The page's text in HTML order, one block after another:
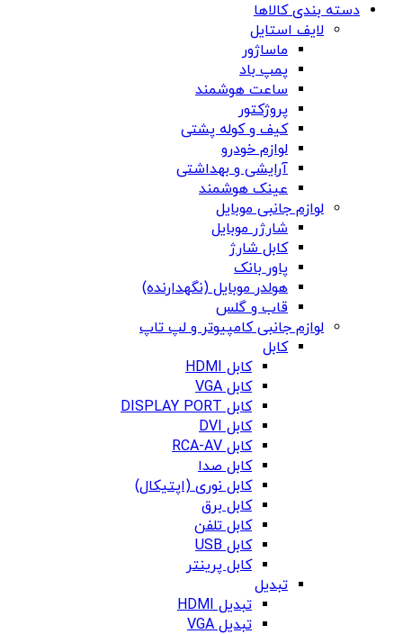
دسته بندی کالاها
لایف استایل
ماساژور
پمپ باد
ساعت هوشمند
پروژکتور
کیف و کوله پشتی
لوازم خودرو
آرایشی و بهداشتی
عینک هوشمند
لوازم جانبی موبایل
شارژر موبایل
کابل شارژ
پاور بانک
هولدر موبایل (نگهدارنده)
قاب و گلس
لوازم جانبی کامپیوتر و لپ تاپ
کابل
کابل HDMI
کابل VGA
کابل DISPLAY PORT
کابل DVI
کابل RCA-AV
کابل صدا
کابل نوری (اپتیکال)
کابل برق
کابل تلفن
کابل USB
کابل پرینتر
تبدیل
تبدیل HDMI
تبدیل VGA